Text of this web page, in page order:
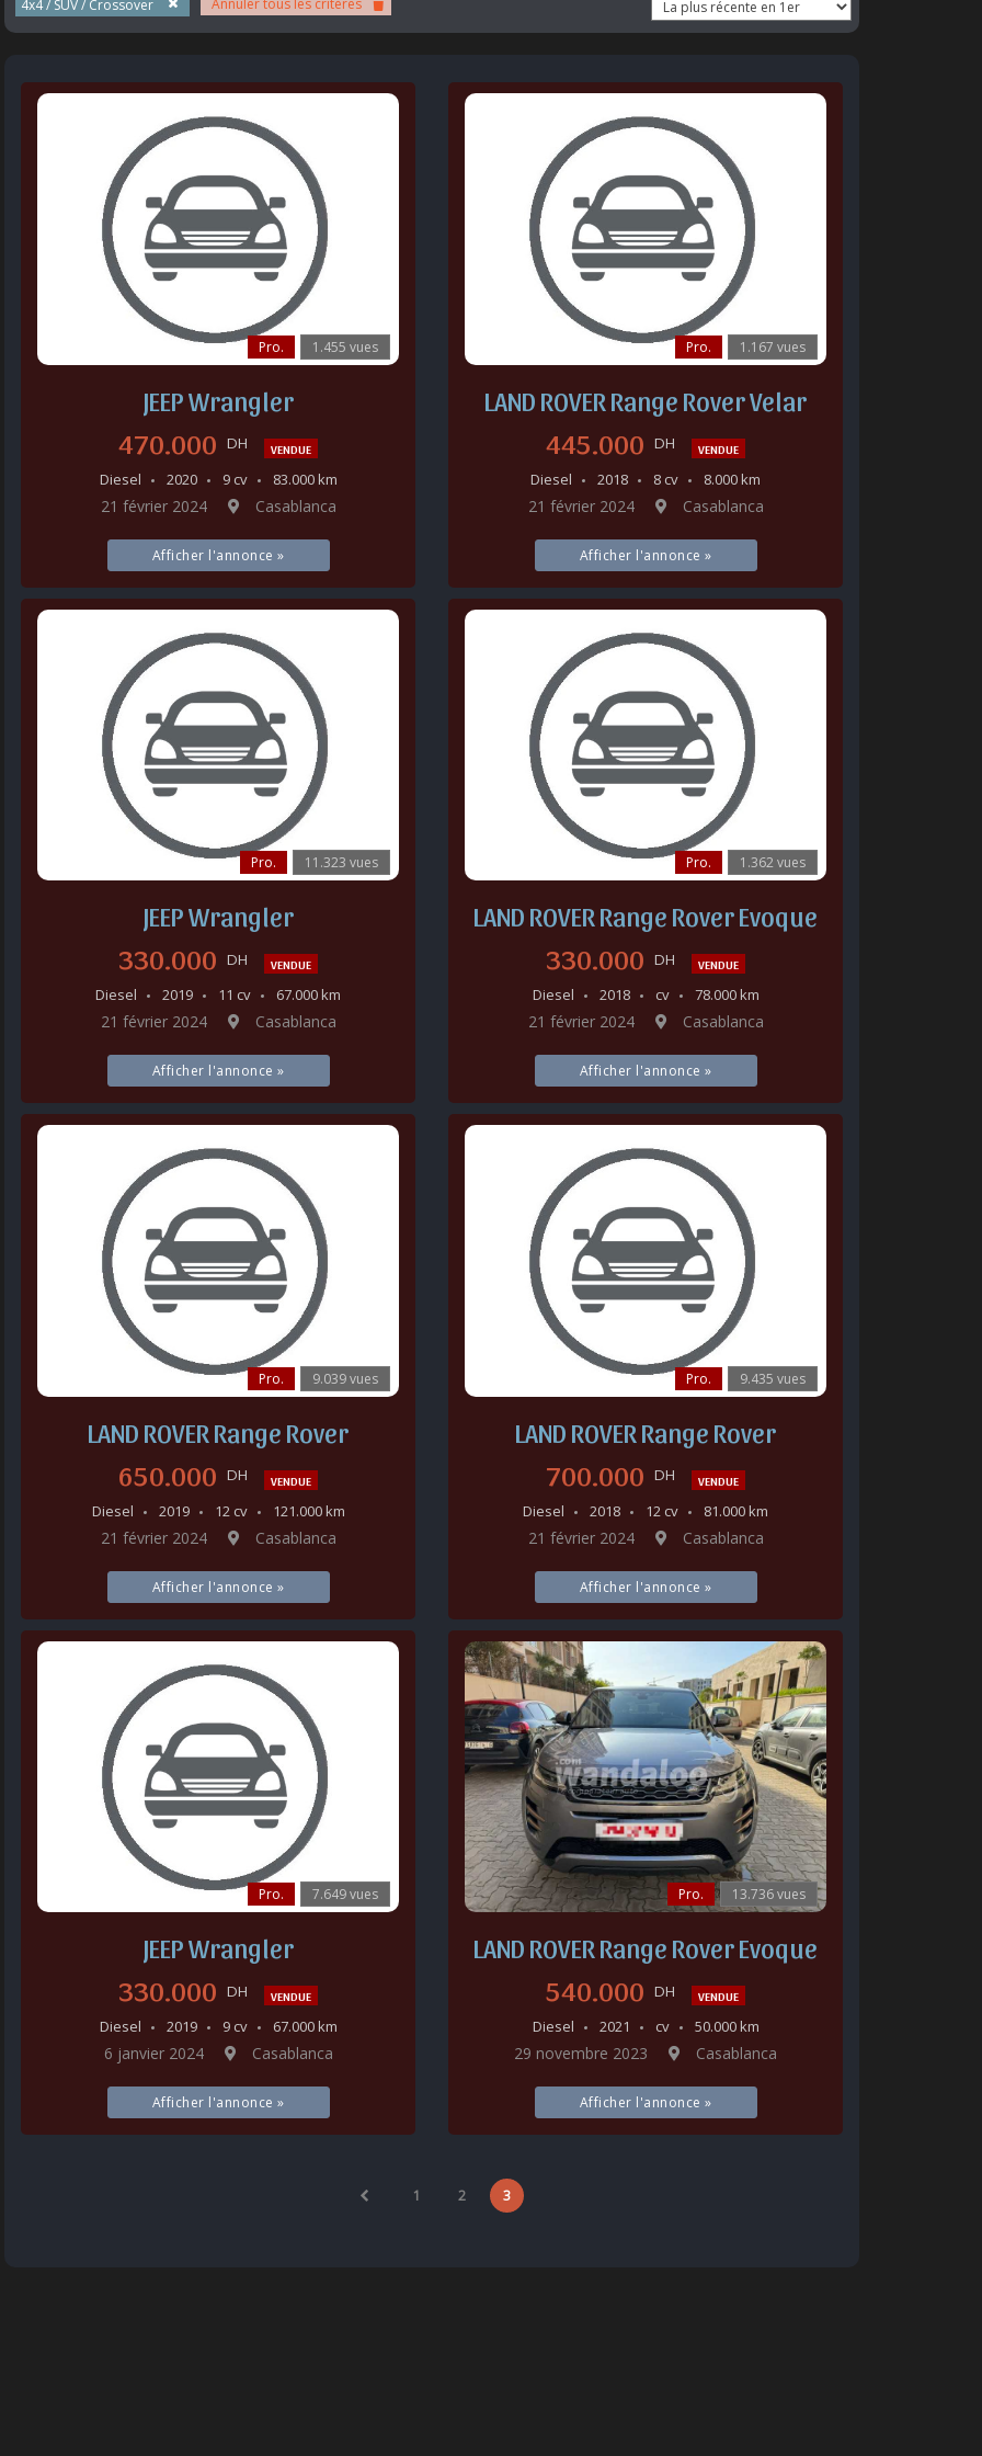
4x4 / SUV / Crossover Annuler tous les critères
Pro. 1.455 vues
JEEP Wrangler
470.000 DH VENDUE
Diesel 2020 9 cv 83.000 km
21 février 2024 Casablanca
Afficher l'annonce »
Pro. 1.167 vues
LAND ROVER Range Rover Velar
445.000 DH VENDUE
Diesel 2018 8 cv 8.000 km
21 février 2024 Casablanca
Afficher l'annonce »
Pro. 11.323 vues
JEEP Wrangler
330.000 DH VENDUE
Diesel 2019 11 cv 67.000 km
21 février 2024 Casablanca
Afficher l'annonce »
Pro. 1.362 vues
LAND ROVER Range Rover Evoque
330.000 DH VENDUE
Diesel 2018 cv 78.000 km
21 février 2024 Casablanca
Afficher l'annonce »
Pro. 9.039 vues
LAND ROVER Range Rover
650.000 DH VENDUE
Diesel 2019 12 cv 121.000 km
21 février 2024 Casablanca
Afficher l'annonce »
Pro. 9.435 vues
LAND ROVER Range Rover
700.000 DH VENDUE
Diesel 2018 12 cv 81.000 km
21 février 2024 Casablanca
Afficher l'annonce »
Pro. 7.649 vues
JEEP Wrangler
330.000 DH VENDUE
Diesel 2019 9 cv 67.000 km
6 janvier 2024 Casablanca
Afficher l'annonce »
Pro. 13.736 vues
LAND ROVER Range Rover Evoque
540.000 DH VENDUE
Diesel 2021 cv 50.000 km
29 novembre 2023 Casablanca
Afficher l'annonce »
1 2 3